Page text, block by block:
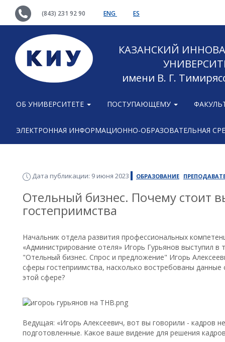
(843) 231 92 90 ENG ES
КАЗАНСКИЙ
имени В. Г.
ОБ УНИВЕРСИТЕТЕ ПОСТУПАЮЩЕМУ
ЭЛЕКТРОННАЯ ИНФОРМАЦИОННО-ОБРАЗОВАТЕЛЬНАЯ
Дата публикации: 9 июня 2023 ОБРАЗОВАНИЕ
Отельный бизнес. Почему стоит
гостеприимства
Начальник отдела развития профессиональных
«Администрирование отеля» Игорь Гурьянов выступил
"Отельный бизнес. Спрос и предложение" Игорь
сферы гостеприимства, насколько востребованы
этой сфере?
Ведущая: «Игорь Алексеевич, вот вы говорили - кадров
подготовленные. Какое ваше видение для решения